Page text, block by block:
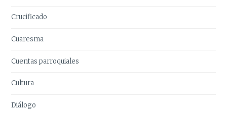
Crucificado
Cuaresma
Cuentas parroquiales
Cultura
Diálogo